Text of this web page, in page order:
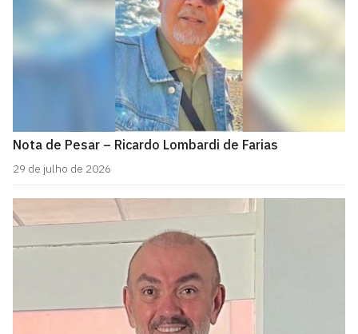
Nota de Pesar – Ricardo Lombardi de Farias
29 de julho de 2026